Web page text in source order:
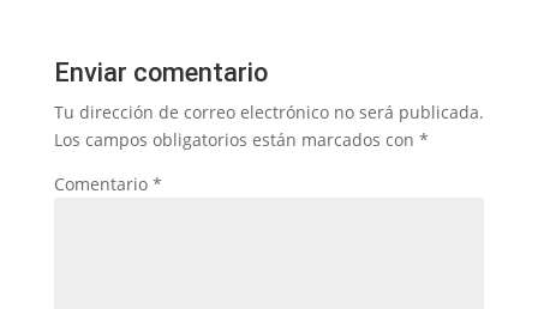
Enviar comentario
Tu dirección de correo electrónico no será publicada.
Los campos obligatorios están marcados con *
Comentario *